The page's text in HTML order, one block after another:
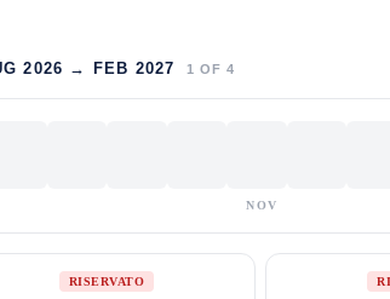
2026 → FEB 2027 1 OF 4
NOV
RISERVATO